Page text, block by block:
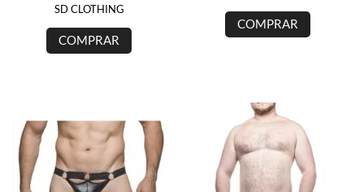
SD CLOTHING
COMPRAR
COMPRAR